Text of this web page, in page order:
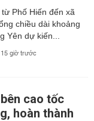
Phố Hiến đến xã
chiều dài khoảng
Yên dự kiến...
15 giờ trước
cao tốc
hoàn thành